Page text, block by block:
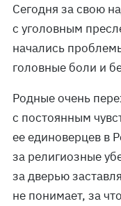
Сегодня за свою
с уголовным
начались
головные боли и
Родные очень
с постоянным
ее единоверцев в
за религиозные
за дверью
не понимает, за